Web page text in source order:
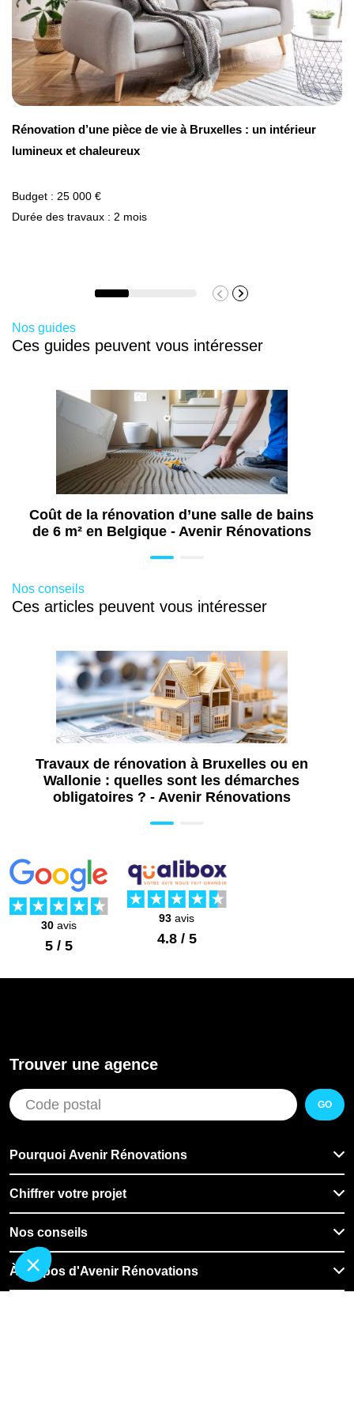
Rénovation d’une pièce de vie à Bruxelles : un intérieur
lumineux et chaleureux
Budget : 25 000 €
Durée des travaux : 2 mois
Nos guides
Ces guides peuvent vous intéresser
Coût de la rénovation d’une salle de bains
de 6 m² en Belgique - Avenir Rénovations
Nos conseils
Ces articles peuvent vous intéresser
Travaux de rénovation à Bruxelles ou en
Wallonie : quelles sont les démarches
obligatoires ? - Avenir Rénovations
30 avis
5 / 5
93 avis
4.8 / 5
Trouver une agence
GO
Pourquoi Avenir Rénovations
Chiffrer votre projet
Nos conseils
À propos d'Avenir Rénovations